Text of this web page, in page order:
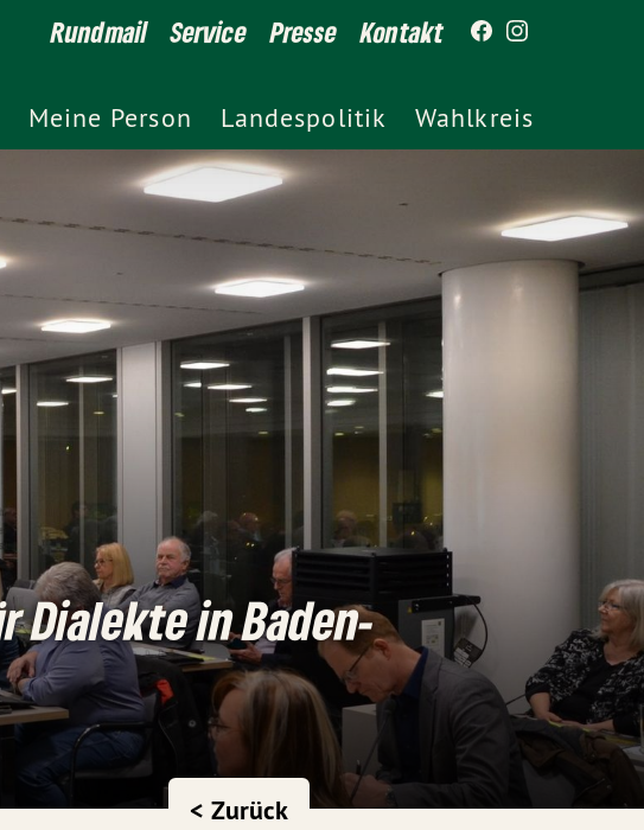
Rundmail Service Presse Kontakt
Meine Person Landespolitik Wahlkreis
Dialekte in Baden-
< Zurück